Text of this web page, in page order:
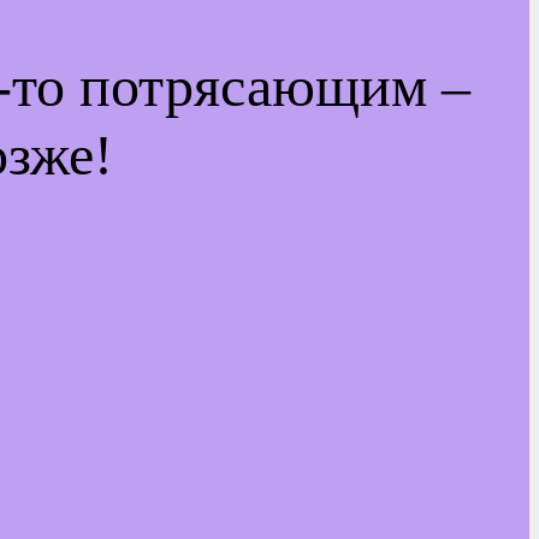
потрясающим –